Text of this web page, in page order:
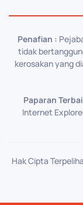
Penafian :
tidak
kerosakan yang
Paparan
Internet
Hak Cipta